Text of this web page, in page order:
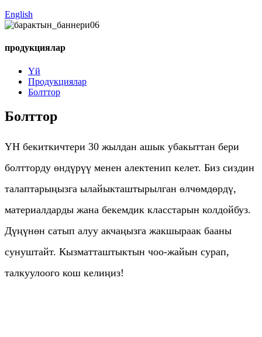
English
продукциялар
Үй
Продукциялар
Болттор
Болттор
YH бекиткичтери 30 жылдан ашык убакыттан бери
болтторду өндүрүү менен алектенип келет. Биз сиздин
талаптарыңызга ылайыкташтырылган өлчөмдөрдү,
материалдарды жана бекемдик класстарын колдойбуз.
Дүңүнөн сатып алуу акчаңызга жакшыраак бааны
сунуштайт. Кызматташтыктын чоо-жайын сурап,
талкуулоого кош келиңиз!